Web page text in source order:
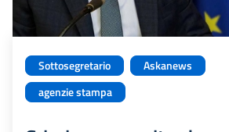
Sottosegretario
Askanews
agenzie stampa